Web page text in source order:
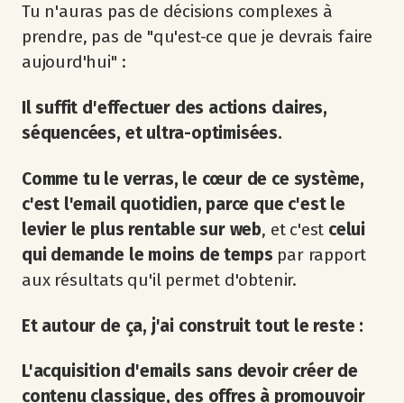
Tu n'auras pas de décisions complexes à
prendre, pas de "qu'est-ce que je devrais faire
aujourd'hui" :
Il suffit d'effectuer des actions claires,
séquencées, et ultra-optimisées.
Comme tu le verras, le cœur de ce système,
c'est l'email quotidien, parce que c'est le
levier le plus rentable sur web, et c'est celui
qui demande le moins de temps par rapport
aux résultats qu'il permet d'obtenir.
Et autour de ça, j'ai construit tout le reste :
L'acquisition d'emails sans devoir créer de
contenu classique, des offres à promouvoir